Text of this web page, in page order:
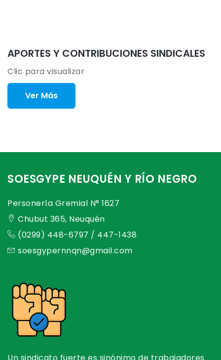
APORTES Y CONTRIBUCIONES SINDICALES
Clic para visualizar
Ver Más
SOESGYPE NEUQUÉN Y RÍO NEGRO
Personería Gremial N° 1627
Chubut 365, Neuquén
(0299) 448-6797 / 447-1438
soesgypernnqn@gmail.com